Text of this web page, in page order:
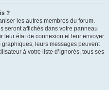
?
les autres membres du forum.
seront affichés dans votre panneau
leur état de connexion et leur envoyer
leurs messages peuvent
à votre liste d’ignorés, tous ses